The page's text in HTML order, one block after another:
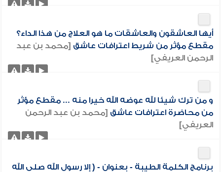
أيها العاشقون والعاشقات ما هو العلاج من هذا الداء؟
مقطع مؤثر من شريط اعترافات عاشق [محمد بن عبد
الرحمن العريفي]
و من ترك شيئا لله عوضه الله خيرا منه ... مقطع مؤثر
من محاضرة اعترافات عاشق [محمد بن عبد الرحمن
العريفي]
برنامج الكلمة الطيبة - بعنوان - ( إلا رسول الله صلى الله